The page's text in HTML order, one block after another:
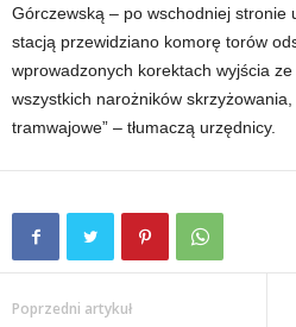
Górczewską – po wschodniej stronie
stacją przewidziano komorę torów
wprowadzonych korektach wyjścia
wszystkich narożników
tramwajowe” – tłumaczą urzędnicy.
Poprzedni artykuł